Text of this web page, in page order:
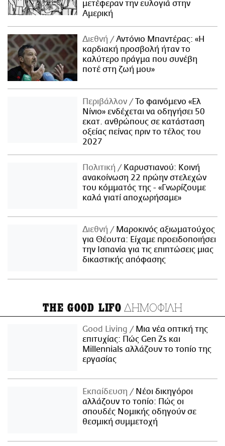
μετέφεραν την ευλογιά στην
Αμερική
Διεθνή
Αντόνιο Μπαντέρας: «Η
καρδιακή προσβολή ήταν το
καλύτερο πράγμα που συνέβη
ποτέ στη ζωή μου»
Περιβάλλον
Το φαινόμενο «Ελ
Νίνιο» ενδέχεται να οδηγήσει 50
εκατ. ανθρώπους σε κατάσταση
οξείας πείνας πριν το τέλος του
2027
Πολιτική
Καρυστιανού: Κοινή
ανακοίνωση 22 πρώην στελεχών
του κόμματός της - «Γνωρίζουμε
καλά γιατί αποχωρήσαμε»
Διεθνή
Μαροκινός αξιωματούχος
για Θέουτα: Είχαμε προειδοποιήσει
την Ισπανία για τις επιπτώσεις μιας
δικαστικής απόφασης
THE GOOD LIFO ΔΗΜΟΦΙΛΗ
Good Living
Μια νέα οπτική της
επιτυχίας: Πώς Gen Zs και
Millennials αλλάζουν το τοπίο της
εργασίας
Εκπαίδευση
Νέοι δικηγόροι
αλλάζουν το τοπίο: Πώς οι
σπουδές Νομικής οδηγούν σε
θεσμική συμμετοχή